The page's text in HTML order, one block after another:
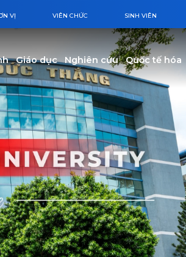
VỊ VIÊN CHỨC SINH VIÊN
Giáo dục Nghiên cứu Quốc tế hóa